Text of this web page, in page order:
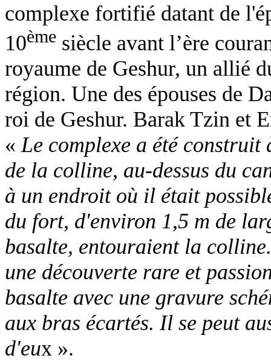
complexe fortifié datant de
10ème siècle avant l’ère
royaume de Geshur, un allié
région. Une des épouses de
roi de Geshur. Barak Tzin et
« Le complexe a été
de la colline, au-dessus du
à un endroit où il était
du fort, d'environ 1,5 m de
basalte, entouraient la
une découverte rare et
basalte avec une gravure
aux bras écartés. Il se peut
d'eux ».